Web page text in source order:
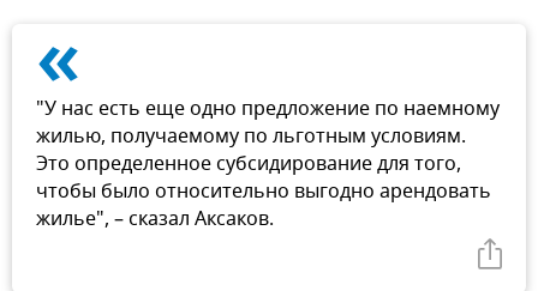
«
"У нас есть еще одно предложение по наемному
жилью, получаемому по льготным условиям.
Это определенное субсидирование для того,
чтобы было относительно выгодно арендовать
жилье", – сказал Аксаков.